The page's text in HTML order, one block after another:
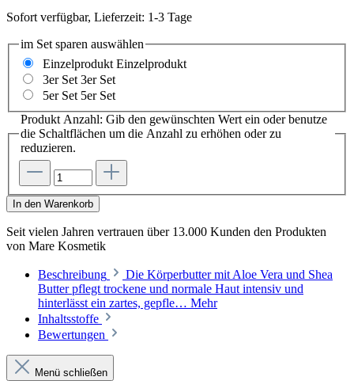
Sofort verfügbar, Lieferzeit: 1-3 Tage
im Set sparen auswählen
Einzelprodukt Einzelprodukt
3er Set 3er Set
5er Set 5er Set
Produkt Anzahl: Gib den gewünschten Wert ein oder benutze
die Schaltflächen um die Anzahl zu erhöhen oder zu
reduzieren.
In den Warenkorb
Seit vielen Jahren vertrauen über 13.000 Kunden den Produkten
von Mare Kosmetik
Beschreibung
Die Körperbutter mit Aloe Vera und Shea
Butter pflegt trockene und normale Haut intensiv und
hinterlässt ein zartes, gepfle… Mehr
Inhaltsstoffe
Bewertungen
Menü schließen